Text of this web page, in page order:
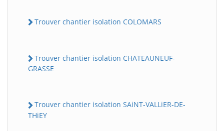
Trouver chantier isolation COLOMARS
Trouver chantier isolation CHATEAUNEUF-
GRASSE
Trouver chantier isolation SAiNT-VALLiER-DE-
THiEY